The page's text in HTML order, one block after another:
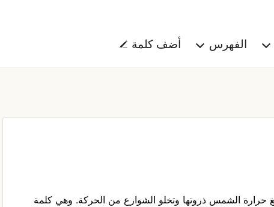
الفهرس أضف كلمة
حرارة الشمس ذروتها وتخلو الشوارع من الحركة. وهي كلمة